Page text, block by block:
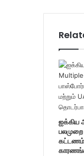
ஐக்கிய
பலமுறை
கட்டணம்,